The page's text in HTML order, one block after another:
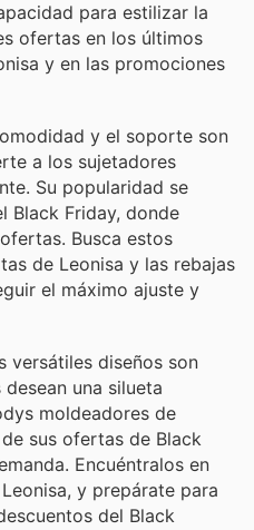
para estilizar la
ofertas en los últimos
y en las promociones
y el soporte son
a los sujetadores
Su popularidad se
Black Friday, donde
Busca estos
de Leonisa y las rebajas
el máximo ajuste y
versátiles diseños son
una silueta
moldeadores de
sus ofertas de Black
Encuéntralos en
y prepárate para
del Black